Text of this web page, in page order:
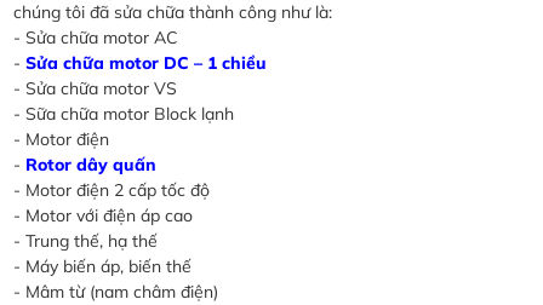
chúng tôi đã sửa chữa thành công như là:
- Sửa chữa motor AC
-Sửa chữa motor DC – 1 chiều
- Sửa chữa motor VS
- Sữa chữa motor Block lạnh
- Motor điện
- Rotor dây quấn
- Motor điện 2 cấp tốc độ
- Motor với điện áp cao
- Trung thế, hạ thế
- Máy biến áp, biến thế
- Mâm từ (nam châm điện)